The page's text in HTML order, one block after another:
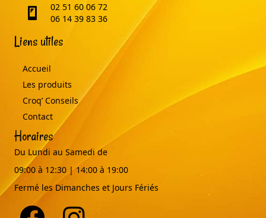
telephone02 51 60 06 72
06 14 39 83 36
Liens utiles
Accueil
Les produits
Croq’ Conseils
Contact
Horaires
Du Lundi au Samedi de
09:00 à 12:30 | 14:00 à 19:00
Fermé les Dimanches et Jours Fériés